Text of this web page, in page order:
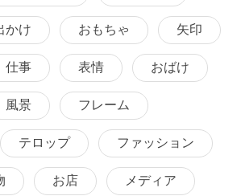
かけ おもちゃ 矢印
仕事 表情 おばけ
風景 フレーム
テロップ ファッション
お店 メディア